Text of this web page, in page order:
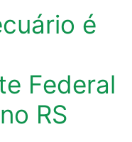
é
Federal
RS